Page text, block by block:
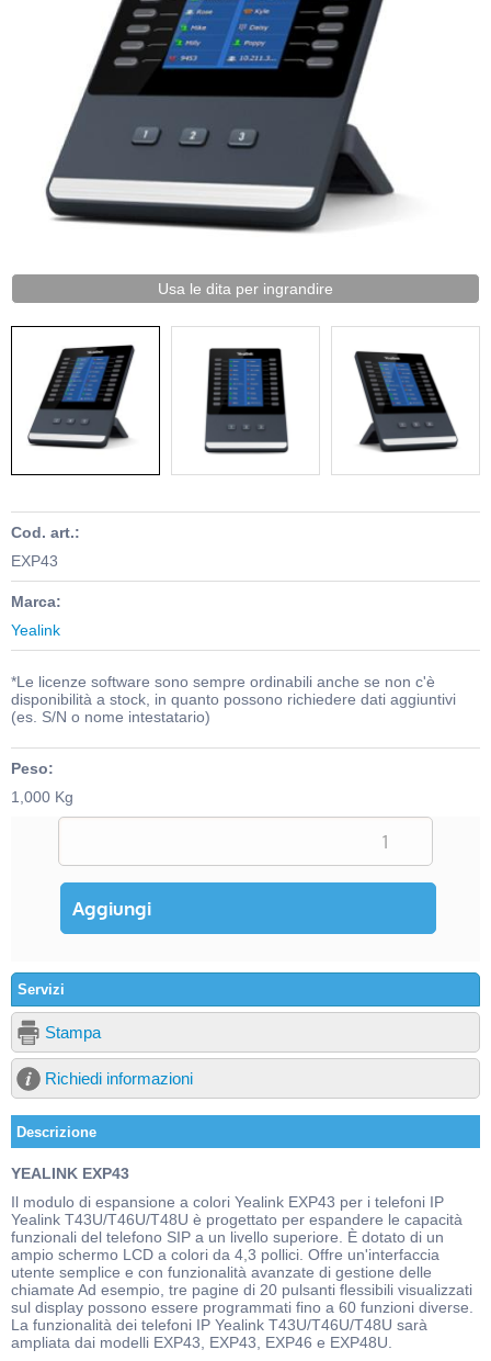
Usa le dita per ingrandire
Cod. art.:
EXP43
Marca:
Yealink
*Le licenze software sono sempre ordinabili anche se non c'è
disponibilità a stock, in quanto possono richiedere dati aggiuntivi
(es. S/N o nome intestatario)
Peso:
1,000 Kg
Servizi
Stampa
Richiedi informazioni
Descrizione
YEALINK EXP43
Il modulo di espansione a colori Yealink EXP43 per i telefoni IP
Yealink T43U/T46U/T48U è progettato per espandere le capacità
funzionali del telefono SIP a un livello superiore. È dotato di un
ampio schermo LCD a colori da 4,3 pollici. Offre un'interfaccia
utente semplice e con funzionalità avanzate di gestione delle
chiamate Ad esempio, tre pagine di 20 pulsanti flessibili visualizzati
sul display possono essere programmati fino a 60 funzioni diverse.
La funzionalità dei telefoni IP Yealink T43U/T46U/T48U sarà
ampliata dai modelli EXP43, EXP43, EXP46 e EXP48U.